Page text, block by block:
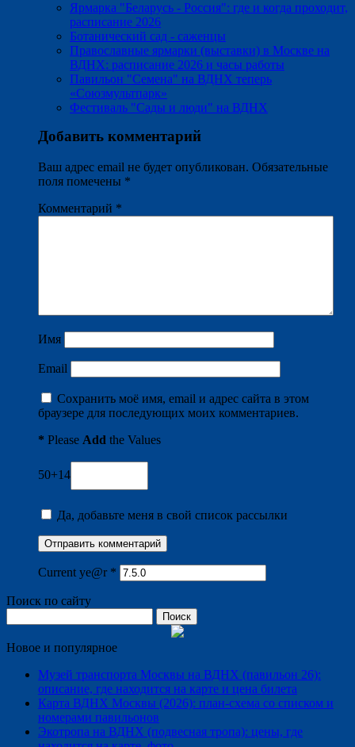
Ярмарка "Беларусь - Россия": где и когда проходит,
расписание 2026
Ботанический сад - саженцы
Православные ярмарки (выставки) в Москве на
ВДНХ: расписание 2026 и часы работы
Павильон "Семена" на ВДНХ теперь
«Союзмультпарк»
Фестиваль "Сады и люди" на ВДНХ
Добавить комментарий
Ваш адрес email не будет опубликован. Обязательные
поля помечены *
Комментарий *
Имя
Email
Сохранить моё имя, email и адрес сайта в этом
браузере для последующих моих комментариев.
* Please Add the Values
50+14
Да, добавьте меня в свой список рассылки
Current ye@r *
Поиск по сайту
Новое и популярное
Музей транспорта Москвы на ВДНХ (павильон 26):
описание, где находится на карте и цена билета
Карта ВДНХ Москвы (2026): план-схема со списком и
номерами павильонов
Экотропа на ВДНХ (подвесная тропа): цены, где